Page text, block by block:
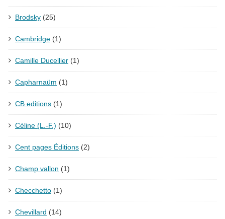
Brodsky (25)
Cambridge (1)
Camille Ducellier (1)
Capharnaüm (1)
CB editions (1)
Céline (L.-F.) (10)
Cent pages Éditions (2)
Champ vallon (1)
Checchetto (1)
Chevillard (14)